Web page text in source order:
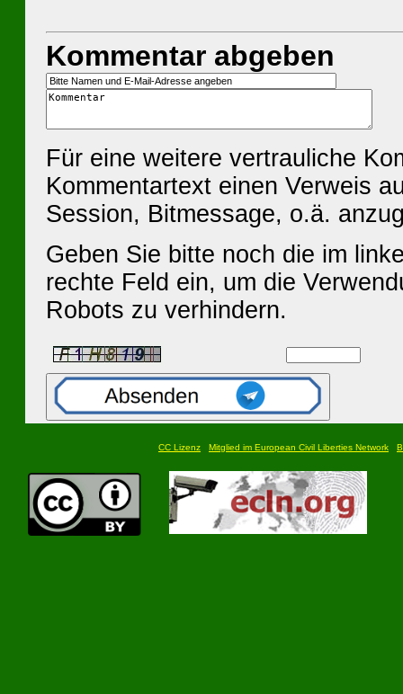
Kommentar abgeben
Für eine weitere vertrauliche
Kommentartext einen Verweis
Session, Bitmessage, o.ä.
Geben Sie bitte noch die im
rechte Feld ein, um die
Robots zu verhindern.
CC Lizenz Mitglied im European Civil Liberties Network